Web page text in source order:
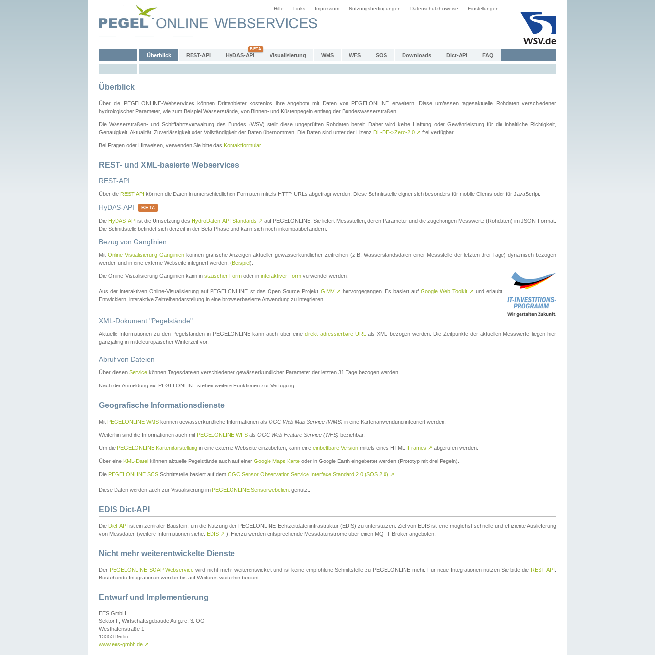
Hilfe Links Impressum Nutzungsbedingungen Datenschutzhinweise Einstellungen
Überblick REST-API HyDAS-API Visualisierung WMS WFS SOS Downloads Dict-API FAQ
Überblick
Über die PEGELONLINE-Webservices können Drittanbieter kostenlos ihre Angebote mit Daten von PEGELONLINE erweitern. Diese umfassen tagesaktuelle Rohdaten verschiedener
hydrologischer Parameter, wie zum Beispiel Wasserstände, von Binnen- und Küstenpegeln entlang der Bundeswasserstraßen.
Die Wasserstraßen- und Schifffahrtsverwaltung des Bundes (WSV) stellt diese ungeprüften Rohdaten bereit. Daher wird keine Haftung oder Gewährleistung für die inhaltliche Richtigkeit,
Genauigkeit, Aktualität, Zuverlässigkeit oder Vollständigkeit der Daten übernommen. Die Daten sind unter der Lizenz DL-DE->Zero-2.0 ↗ frei verfügbar.
Bei Fragen oder Hinweisen, verwenden Sie bitte das Kontaktformular.
REST- und XML-basierte Webservices
REST-API
Über die REST-API können die Daten in unterschiedlichen Formaten mittels HTTP-URLs abgefragt werden. Diese Schnittstelle eignet sich besonders für mobile Clients oder für JavaScript.
HyDAS-API BETA
Die HyDAS-API ist die Umsetzung des HydroDaten-API-Standards ↗ auf PEGELONLINE. Sie liefert Messstellen, deren Parameter und die zugehörigen Messwerte (Rohdaten) im JSON-Format.
Die Schnittstelle befindet sich derzeit in der Beta-Phase und kann sich noch inkompatibel ändern.
Bezug von Ganglinien
MitOnline-Visualisierung Ganglinien können grafische Anzeigen aktueller gewässerkundlicher Zeitreihen (z.B. Wasserstandsdaten einer Messstelle der letzten drei Tage) dynamisch bezogen
werden und in eine externe Webseite integriert werden. (Beispiel).
Die Online-Visualisierung Ganglinien kann in statischer Form oder in interaktiver Form verwendet werden.
Aus der interaktiven Online-Visualisierung auf PEGELONLINE ist das Open Source Projekt GIMV ↗ hervorgegangen. Es basiert auf Google Web Toolkit ↗ und erlaubt
Entwicklern, interaktive Zeitreihendarstellung in eine browserbasierte Anwendung zu integrieren.
XML-Dokument "Pegelstände"
Aktuelle Informationen zu den Pegelständen in PEGELONLINE kann auch über einedirekt adressierbare URL
als XML bezogen werden. Die Zeitpunkte der aktuellen Messwerte liegen hier
ganzjährig in mitteleuropäischer Winterzeit vor.
Abruf von Dateien
Über diesen Service können Tagesdateien verschiedener gewässerkundlicher Parameter der letzten 31 Tage bezogen werden.
Nach der Anmeldung auf PEGELONLINE stehen weitere Funktionen zur Verfügung.
Geografische Informationsdienste
Mit PEGELONLINE WMS können gewässerkundliche Informationen als OGC Web Map Service (WMS) in eine Kartenanwendung integriert werden.
Weiterhin sind die Informationen auch mit PEGELONLINE WFS als OGC Web Feature Service (WFS) beziehbar.
Um die PEGELONLINE Kartendarstellung in eine externe Webseite einzubetten, kann eine einbettbare Version mittels eines HTML IFrames ↗ abgerufen werden.
Über eine KML-Datei können aktuelle Pegelstände auch auf einer Google Maps Karte oder in Google Earth eingebettet werden (Prototyp mit drei Pegeln).
Die PEGELONLINE SOS Schnittstelle basiert auf dem OGC Sensor Observation Service Interface Standard 2.0 (SOS 2.0) ↗
Diese Daten werden auch zur Visualisierung im PEGELONLINE Sensorwebclient genutzt.
EDIS Dict-API
Die Dict-API ist ein zentraler Baustein, um die Nutzung der PEGELONLINE-Echtzeitdateninfrastruktur (EDIS) zu unterstützen. Ziel von EDIS ist eine möglichst schnelle und effiziente Auslieferung
von Messdaten (weitere Informationen siehe: EDIS ↗ ). Hierzu werden entsprechende Messdatenströme über einen MQTT-Broker angeboten.
Nicht mehr weiterentwickelte Dienste
Der PEGELONLINE SOAP Webservice wird nicht mehr weiterentwickelt und ist keine empfohlene Schnittstelle zu PEGELONLINE mehr. Für neue Integrationen nutzen Sie bitte die REST-API
Bestehende Integrationen werden bis auf Weiteres weiterhin bedient.
Entwurf und Implementierung
EES GmbH
Sektor F, Wirtschaftsgebäude Aufg.re, 3. OG
Westhafenstraße 1
13353 Berlin
www.ees-gmbh.de ↗